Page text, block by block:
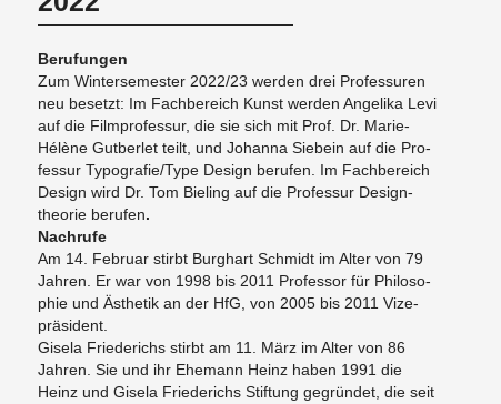
Be­ru­fun­gen
Zum Win­ter­se­mes­ter 2022/23 wer­den drei Pro­fes­su­ren
neu be­setzt: Im Fach­be­reich Kunst wer­den An­ge­li­ka Levi
auf die Film­pro­fes­sur, die sie sich mit Prof. Dr. Ma­rie-
Hélène Gut­ber­let teilt, und Jo­han­na Sie­bein auf die Pro­
fes­sur Ty­po­gra­fie/Type De­sign be­ru­fen. Im Fach­be­reich
De­sign wird Dr. Tom Bie­ling auf die Pro­fes­sur De­sign­
theo­rie be­ru­fen.
Nach­ru­fe
Am 14. Fe­bru­ar stirbt Burg­hart Schmidt im Alter von 79
Jah­ren. Er war von 1998 bis 2011 Pro­fes­sor für Phi­lo­so­
phie und Äs­the­tik an der HfG, von 2005 bis 2011 Vi­ze­
prä­si­dent.
Gi­se­la Frie­de­richs stirbt am 11. März im Alter von 86
Jah­ren. Sie und ihr Ehe­mann Heinz haben 1991 die
Heinz und Gi­se­la Frie­de­richs Stif­tung ge­grün­det, die seit